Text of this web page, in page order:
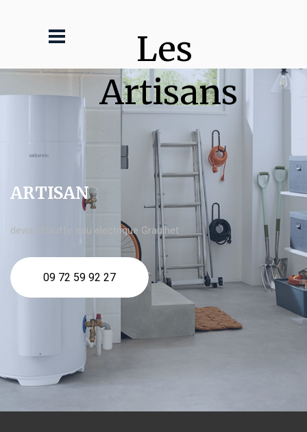
Les
Artisans
ARTISAN
devis Chauffe eau electrique Graulhet
09 72 59 92 27